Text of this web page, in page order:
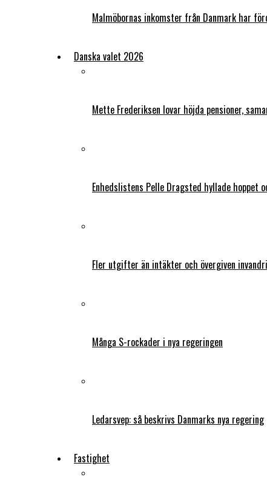
Malmöbornas inkomster från Danmark har
Danska valet 2026
Mette Frederiksen lovar höjda pensioner,
Enhedslistens Pelle Dragsted hyllade hoppet
Fler utgifter än intäkter och övergiven
Många S-rockader i nya regeringen
Ledarsvep: så beskrivs Danmarks nya regering
Fastighet